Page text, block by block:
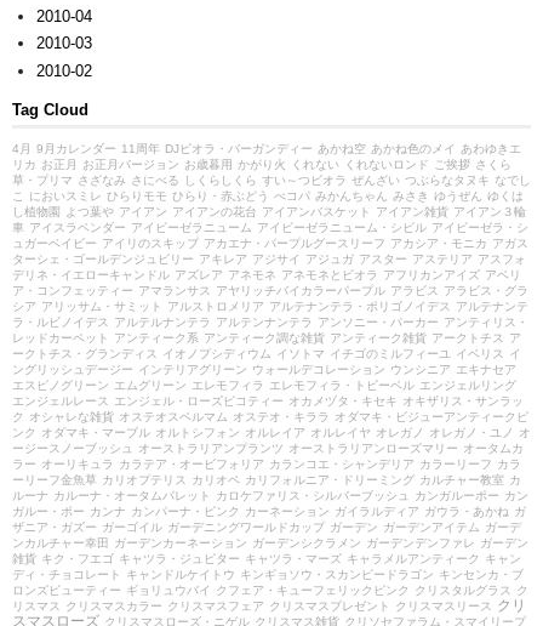
2010-04
2010-03
2010-02
Tag Cloud
4月 9月カレンダー 11周年 DJビオラ・バーガンディー あかね空 あかね色のメイ
あわゆきエ
リカ お正月 お正月バージョン お歳暮用 かがり火 くれない くれないロンド ご挨拶 さくら
草・プリマ さざなみ さにべる しくらしくら すい～つビオラ ぜんざい つぶらなタヌキ なでし
こ
においスミレ ひらりモモ ひらり・赤ぶどう べコパ みかんちゃん みさき ゆうぜん
ゆくは
し植物園
よつ葉や アイアン アイアンの花台 アイアンバスケット アイアン雑貨 アイアン３輪
車 アイスラベンダー アイビーゼラニューム アイビーゼラニューム・シビル アイビーゼラ・シ
ュガーベイビー アイリのスキップ アカエナ・パープルグースリーフ アカシア・モニカ アガス
ターシェ・ゴールデンジュビリー アキレア アジサイ アジュガ アスター アステリア アスフォ
デリネ・イエローキャンドル アズレア アネモネ アネモネとビオラ アフリカンアイズ アベリ
ア・コンフェッティー アマランサス アヤリッチバイカラーパープル アラビス
アラビス・グラ
シア アリッサム・サミット アルストロメリア アルテナンテラ・ポリゴノイデス
アルテナンテ
ラ・ルビノイデス
アルテルナンテラ アルテンナンテラ アンソニー・パーカー アンティリス・
レッドカーペット
アンティーク系 アンティーク調な雑貨 アンティーク雑貨 アークトチス
ア
ークトチス・グランディス
イオノプシディウム イソトマ イチゴのミルフィーユ イベリス
イ
ングリッシュデージー インテリアグリーン ウォールデコレーション ウンシニア エキナセア
エスピノグリーン エムグリーン エレモフィラ エレモフィラ・トビーベル エンジェルリング
エンジェルレース
エンジェル・ローズピコティー オカメヅタ・キセキ オキザリス・サンラッ
ク
オシャレな雑貨 オステオスペルマム オステオ・キララ
オダマキ・ビジューアンティークピ
ンク
オダマキ・マーブル オルトシフォン オルレイア オルレイヤ オレガノ オレガノ・ユノ
オ
ージースノーブッシュ
オーストラリアンプランツ オーストラリアンローズマリー オータムカ
ラー オーリキュラ カラテア・オービフォリア カランコエ・シャンデリア カラーリーフ カラ
ーリーフ金魚草 カリオプテリス カリオペ カリフォルニア・ドリーミング カルチャー教室 カ
ルーナ カルーナ・オータムパレット カロケファリス・シルバーブッシュ カンガルーポー カン
ガルー・ポー カンナ カンパーナ・ピンク カーネーション ガイラルディア ガウラ・あかね ガ
ザニア・ガズー ガーゴイル ガーデニングワールドカップ ガーデン ガーデンアイテム ガーデ
ンカルチャー幸田
ガーデンカーネーション ガーデンシクラメン ガーデンデンファレ ガーデン
雑貨 キク・フエゴ キャツラ・ジュピター キャツラ・マーズ キャラメルアンティーク
キャン
ディ・チョコレート
キャンドルケイトウ キンギョソウ・スカンピードラゴン キンセンカ・ブ
ロンズビューティー ギョリュウバイ クフェア・キューフェリックピンク クリスタルグラス
ク
リスマス
クリスマスカラー クリスマスフェア クリスマスプレゼント クリスマスリース
クリ
スマスローズ クリスマスローズ・ニゲル クリスマス雑貨 クリソセファラム・スマイリープ